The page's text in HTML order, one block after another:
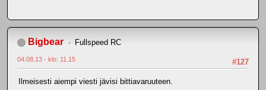
Bigbear Fullspeed RC
#127
04.08.13 - klo: 11.15
Ilmeisesti aiempi viesti jävisi bittiavaruuteen.